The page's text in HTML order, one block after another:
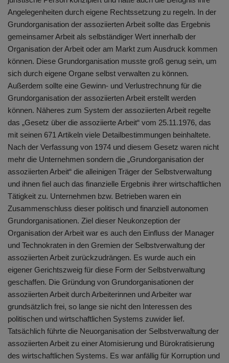
Angelegenheiten durch eigene Rechtssetzung zu regeln. In der
Grundorganisation der assoziierten Arbeit sollte das Ergebnis
gemeinsamer Arbeit als selbständiger Wert innerhalb der
Organisation der Arbeit oder am Markt zum Ausdruck kommen
können. Diese Grundorganisation musste groß genug sein, um
sich durch eigene Organe selbst verwalten zu können.
Außerdem sollte eine Gewinn- und Verlustrechnung für die
Grundorganisation der assoziierten Arbeit erstellt werden
können. Näheres zum System der assoziierten Arbeit regelte
das „Gesetz über die assoziierte Arbeit“ vom 25.11.1976, das
mit seinen 671 Artikeln viele Detailbestimmungen beinhaltete.
Nach der Verfassung von 1974 und diesem Gesetz waren nicht
mehr die Unternehmen sondern die „Grundorganisation der
assoziierten Arbeit“ die alleinigen Träger der Selbstverwaltung
und ihnen fiel auch das finanzielle Ergebnis ihrer wirtschaftlichen
Tätigkeit zu. Unternehmen bzw. Betrieben waren ein
Zusammenschluss dieser politisch und finanziell autonomen
Grundorganisationen. Ziel dieser Neukonzeption der
Organisation der Arbeit war es auch den Einfluss der Manager
und Technokraten in den Gremien der Selbstverwaltung der
assoziierten Arbeit zurückzudrängen. Es wurde auch ein
eigener Gerichtszweig für diese Form der Selbstverwaltung
geschaffen. Die Gründung von Grundorganisationen der
assoziierten Arbeit durch Arbeiterinnen und Arbeiter war
grundsätzlich frei, so lange sie nicht den Interessen des
politischen und wirtschaftlichen Systems zuwider lief.
Tatsächlich führte die Neuorganisation der Selbstverwaltung der
assoziierten Arbeit zu einer Atomisierung und Bürokratisierung
des wirtschaftlichen Systems. Es war anfällig für Korruption und